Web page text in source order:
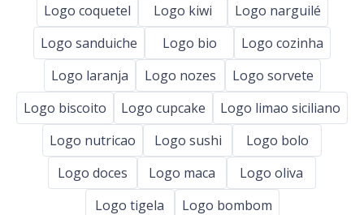
Logo coquetel
Logo kiwi
Logo narguilé
Logo sanduiche
Logo bio
Logo cozinha
Logo laranja
Logo nozes
Logo sorvete
Logo biscoito
Logo cupcake
Logo limao siciliano
Logo nutricao
Logo sushi
Logo bolo
Logo doces
Logo maca
Logo oliva
Logo tigela
Logo bombom